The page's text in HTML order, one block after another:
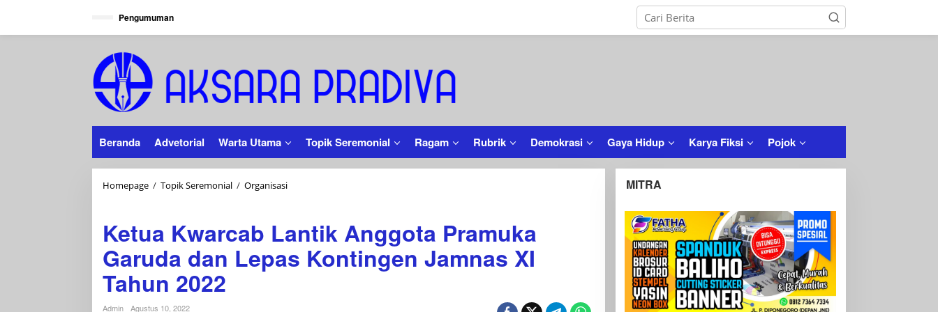
konten
Pengumuman
Beranda Advetorial Warta Utama Topik Seremonial Ragam Rubrik Demokrasi Gaya Hidup Karya Fiksi Pojok
Homepage / Topik Seremonial / OrganisasiKetua
Anggota
Pramuka
Garuda
dan
Ketua Kwarcab Lantik Anggota Pramuka
Garuda dan Lepas Kontingen Jamnas XI
Tahun 2022
Admin Agustus 10, 2022
MITRA